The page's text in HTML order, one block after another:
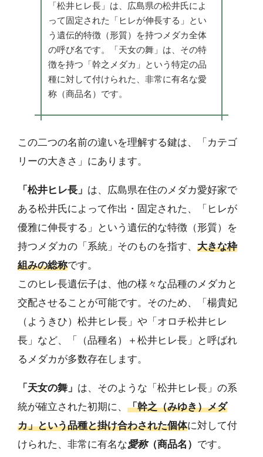
「松井ヒレ長」は、広島県の松井氏によ
って固定された「ヒレが伸長する」とい
う遺伝的特徴（形質）を持つメダカ全体
の呼び名です。「天女の舞」は、その特
徴を持つ「幹之メダカ」という特定の品
種に対して付けられた、非常に有名な愛
称（商品名）です。
この二つの名前の違いを理解する鍵は、「カテゴ
リーの大きさ」にあります。
「松井ヒレ長」 は、広島県在住のメダカ愛好家で
ある松井氏によって作出・固定された、「ヒレが
優雅に伸長する」という遺伝的な特徴（形質）を
持つメダカの「系統」そのものを指す、 大きな枠
組みの総称です。
このヒレ長遺伝子は、他の様々な品種のメダカと
交配させることが可能です。そのため、「楊貴妃
（ようきひ）松井ヒレ長」や「オロチ松井ヒレ
長」など、「（品種名）＋松井ヒレ長」と呼ばれ
るメダカが多数存在します。
「天女の舞」 は、そのような「松井ヒレ長」の系
統が確立された初期に、 「幹之（みゆき）メダ
カ」という品種と掛け合わされた個体に対して付
けられた、非常に有名な愛称（商品名） です。